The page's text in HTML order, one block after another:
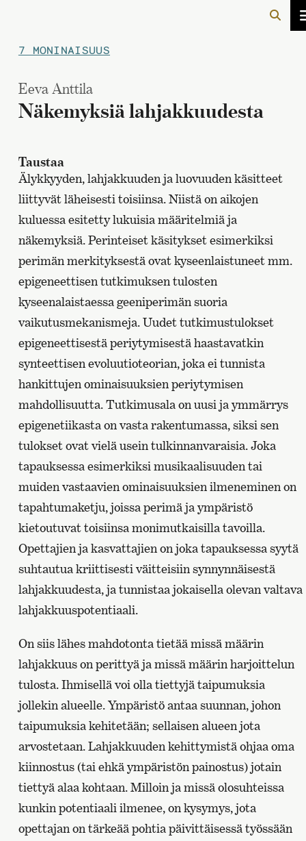
7 MONINAISUUS
Eeva Anttila
Näkemyksiä lahjakkuudesta
Taustaa
Älykkyyden, lahjakkuuden ja luovuuden käsitteet
liittyvät läheisesti toisiinsa. Niistä on aikojen
kuluessa esitetty lukuisia määritelmiä ja
näkemyksiä. Perinteiset käsitykset esimerkiksi
perimän merkityksestä ovat kyseenlaistuneet mm.
epigeneettisen tutkimuksen tulosten
kyseenalaistaessa geeniperimän suoria
vaikutusmekanismeja. Uudet tutkimustulokset
epigeneettisestä periytymisestä haastavatkin
synteettisen evoluutioteorian, joka ei tunnista
hankittujen ominaisuuksien periytymisen
mahdollisuutta. Tutkimusala on uusi ja ymmärrys
epigenetiikasta on vasta rakentumassa, siksi sen
tulokset ovat vielä usein tulkinnanvaraisia. Joka
tapauksessa esimerkiksi musikaalisuuden tai
muiden vastaavien ominaisuuksien ilmeneminen on
tapahtumaketju, joissa perimä ja ympäristö
kietoutuvat toisiinsa monimutkaisilla tavoilla.
Opettajien ja kasvattajien on joka tapauksessa syytä
suhtautua kriittisesti väitteisiin synnynnäisestä
lahjakkuudesta, ja tunnistaa jokaisella olevan valtava
lahjakkuuspotentiaali.
On siis lähes mahdotonta tietää missä määrin
lahjakkuus on perittyä ja missä määrin harjoittelun
tulosta. Ihmisellä voi olla tiettyjä taipumuksia
jollekin alueelle. Ympäristö antaa suunnan, johon
taipumuksia kehitetään; sellaisen alueen jota
arvostetaan. Lahjakkuuden kehittymistä ohjaa oma
kiinnostus (tai ehkä ympäristön painostus) jotain
tiettyä alaa kohtaan. Milloin ja missä olosuhteissa
kunkin potentiaali ilmenee, on kysymys, jota
opettajan on tärkeää pohtia päivittäisessä työssään